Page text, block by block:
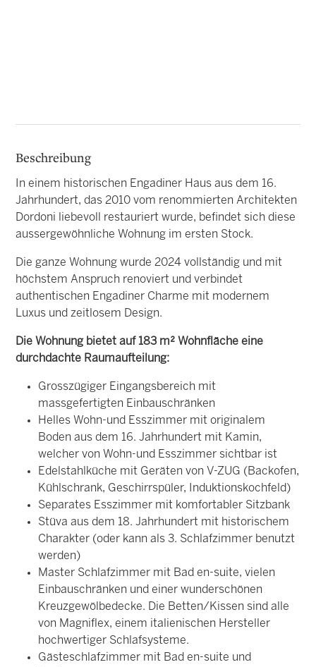
Beschreibung
In einem historischen Engadiner Haus aus dem 16.
Jahrhundert, das 2010 vom renommierten Architekten
Dordoni liebevoll restauriert wurde, befindet sich diese
aussergewöhnliche Wohnung im ersten Stock.
Die ganze Wohnung wurde 2024 vollständig und mit
höchstem Anspruch renoviert und verbindet
authentischen Engadiner Charme mit modernem
Luxus und zeitlosem Design.
Die Wohnung bietet auf 183 m² Wohnfläche eine
durchdachte Raumaufteilung:
Grosszügiger Eingangsbereich mit
massgefertigten Einbauschränken
Helles Wohn-und Esszimmer mit originalem
Boden aus dem 16. Jahrhundert mit Kamin,
welcher von Wohn-und Esszimmer sichtbar ist
Edelstahlküche mit Geräten von V-ZUG (Backofen,
Kühlschrank, Geschirrspüler, Induktionskochfeld)
Separates Esszimmer mit komfortabler Sitzbank
Stüva aus dem 18. Jahrhundert mit historischem
Charakter (oder kann als 3. Schlafzimmer benutzt
werden)
Master Schlafzimmer mit Bad en-suite, vielen
Einbauschränken und einer wunderschönen
Kreuzgewölbedecke. Die Betten/Kissen sind alle
von Magniflex, einem italienischen Hersteller
hochwertiger Schlafsysteme.
Gästeschlafzimmer mit Bad en-suite und